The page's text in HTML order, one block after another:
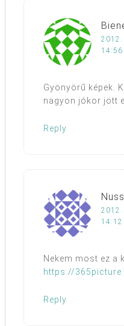
2012.
14:56
Gyönyörű képek.
nagyon jókor jött
Reply
2012.
14:12
Nekem most ez a
https://
Reply